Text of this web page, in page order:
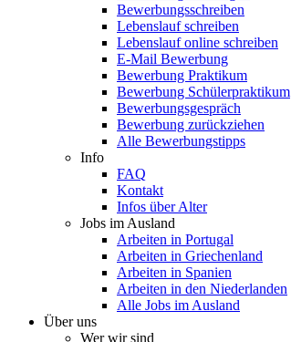
Bewerbungsschreiben
Lebenslauf schreiben
Lebenslauf online schreiben
E-Mail Bewerbung
Bewerbung Praktikum
Bewerbung Schülerpraktikum
Bewerbungsgespräch
Bewerbung zurückziehen
Alle Bewerbungstipps
Info
FAQ
Kontakt
Infos über Alter
Jobs im Ausland
Arbeiten in Portugal
Arbeiten in Griechenland
Arbeiten in Spanien
Arbeiten in den Niederlanden
Alle Jobs im Ausland
Über uns
Wer wir sind